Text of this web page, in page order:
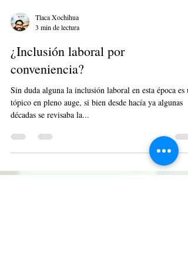
3 min de lectura
¿Inclusión laboral por
conveniencia?
Sin duda alguna la inclusión laboral en esta época es
décadas se revisaba la...